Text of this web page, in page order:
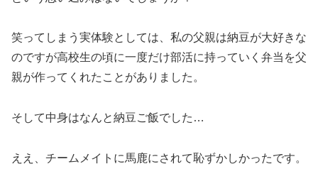
笑ってしまう実体験としては、私の父親は納豆が大好きな
のですが高校生の頃に一度だけ部活に持っていく弁当を父
親が作ってくれたことがありました。
そして中身はなんと納豆ご飯でした…
ええ、チームメイトに馬鹿にされて恥ずかしかったです。